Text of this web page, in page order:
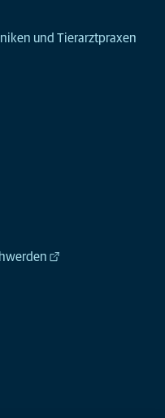
und Tierarztpraxen